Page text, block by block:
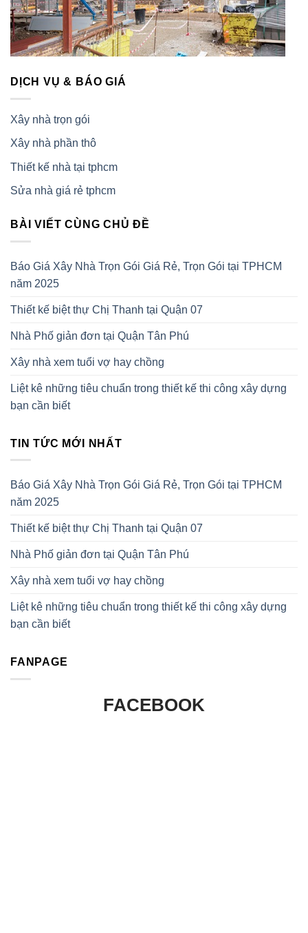
DỊCH VỤ & BÁO GIÁ
Xây nhà trọn gói
Xây nhà phần thô
Thiết kế nhà tại tphcm
Sửa nhà giá rẻ tphcm
BÀI VIẾT CÙNG CHỦ ĐỀ
Báo Giá Xây Nhà Trọn Gói Giá Rẻ, Trọn Gói tại TPHCM
năm 2025
Thiết kế biệt thự Chị Thanh tại Quận 07
Nhà Phố giản đơn tại Quận Tân Phú
Xây nhà xem tuổi vợ hay chồng
Liệt kê những tiêu chuẩn trong thiết kế thi công xây dựng
bạn cần biết
TIN TỨC MỚI NHẤT
Báo Giá Xây Nhà Trọn Gói Giá Rẻ, Trọn Gói tại TPHCM
năm 2025
Thiết kế biệt thự Chị Thanh tại Quận 07
Nhà Phố giản đơn tại Quận Tân Phú
Xây nhà xem tuổi vợ hay chồng
Liệt kê những tiêu chuẩn trong thiết kế thi công xây dựng
bạn cần biết
FANPAGE
FACEBOOK